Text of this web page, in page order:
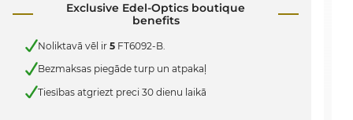
Exclusive Edel-Optics boutique
benefits
Noliktavā vēl ir5 FT6092-B.
Bezmaksas piegāde turp un atpakaļ
Tiesības atgriezt preci 30 dienu laikā